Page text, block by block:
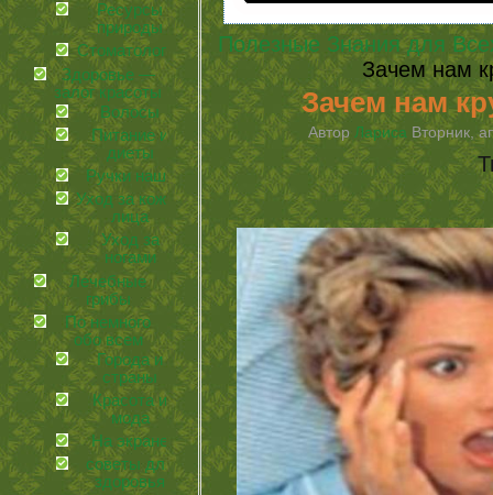
Ресурсы
природы
Стоматология
Здоровье —
залог красоты
Волосы
Питание и
диеты
Ручки наши
Уход за кожей
лица
Уход за
ногами
Лечебные
грибы
По немного
обо всем
Города и
страны
Красота и
мода
На экране
советы для
здоровья
Полезные Знания для
Зачем нам
Зачем нам
Автор Лариса Вторник,